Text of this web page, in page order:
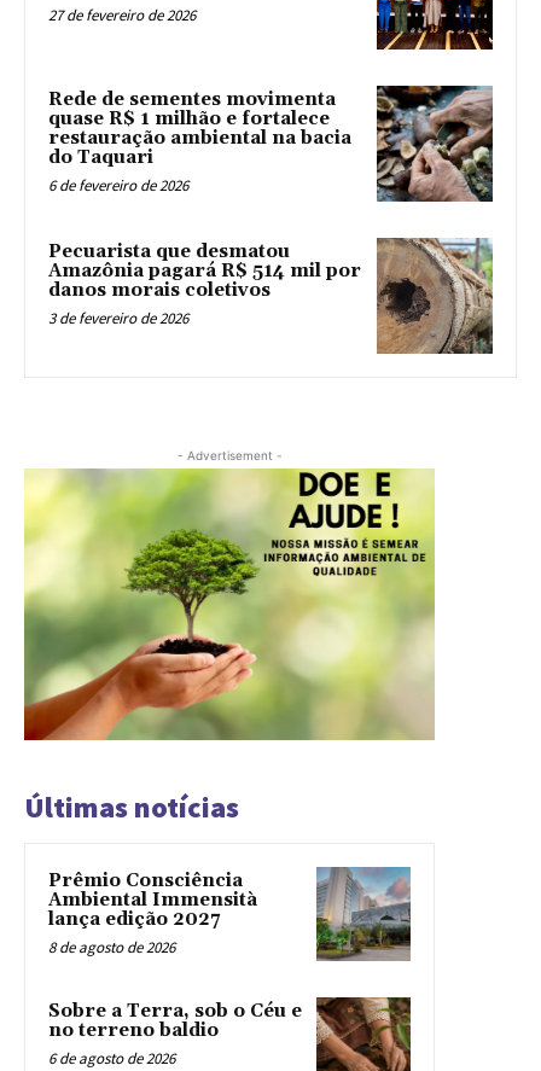
27 de fevereiro de 2026
Rede de sementes movimenta
quase R$ 1 milhão e fortalece
restauração ambiental na bacia
do Taquari
6 de fevereiro de 2026
Pecuarista que desmatou
Amazônia pagará R$ 514 mil por
danos morais coletivos
3 de fevereiro de 2026
- Advertisement -
Últimas notícias
Prêmio Consciência
Ambiental Immensità
lança edição 2027
8 de agosto de 2026
Sobre a Terra, sob o Céu e
no terreno baldio
6 de agosto de 2026